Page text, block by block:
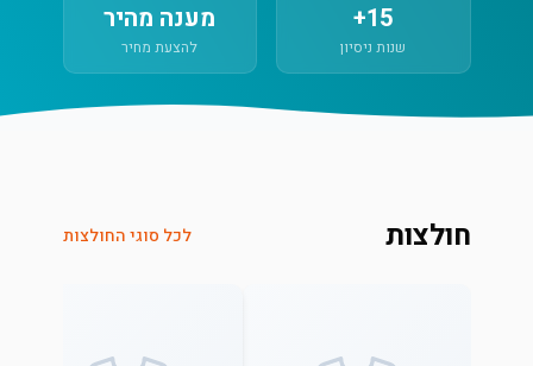
15+
שנות ניסיון
מענה מהיר
להצעת מחיר
חולצות לכל סוגי החולצות